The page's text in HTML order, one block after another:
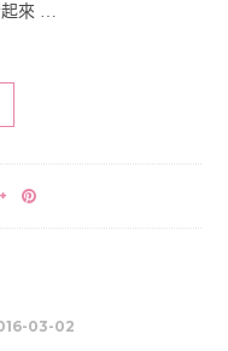
來 …
03-02